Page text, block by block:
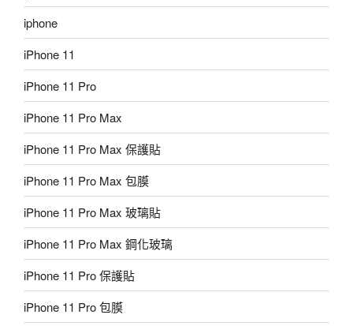
iphone
iPhone 11
iPhone 11 Pro
iPhone 11 Pro Max
iPhone 11 Pro Max 保護貼
iPhone 11 Pro Max 包膜
iPhone 11 Pro Max 玻璃貼
iPhone 11 Pro Max 鋼化玻璃
iPhone 11 Pro 保護貼
iPhone 11 Pro 包膜